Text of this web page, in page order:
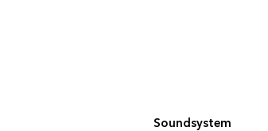
Soundsystem